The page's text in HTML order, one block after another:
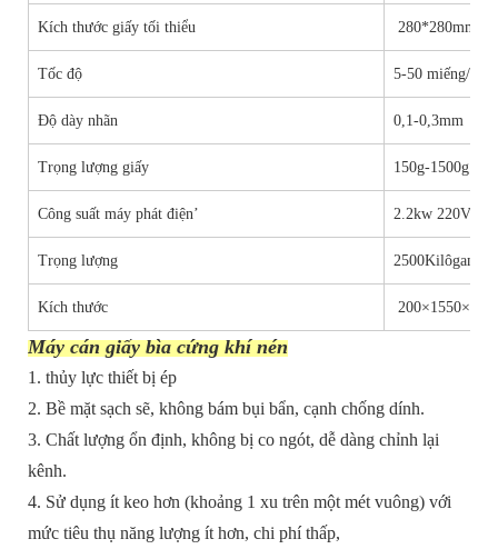
Kích thước giấy tối thiểu 280*280mm
Tốc độ 5-50 miếng/phút
Độ dày nhãn 0,1-0,3mm
Trọng lượng giấy 150g-1500g
Công suất máy phát điện’ 2.2kw 220V
Trọng lượng 2500Kilôgam
Kích thước
Máy cán giấy bìa cứng khí nén
1. thủy lực thiết bị ép
2. Bề mặt sạch sẽ, không bám bụi bẩn, cạnh chống dính.
3. Chất lượng ổn định, không bị co ngót, dễ dàng chỉnh lại
kênh.
4. Sử dụng ít keo hơn (khoảng 1 xu trên một mét vuông) với
mức tiêu thụ năng lượng ít hơn, chi phí thấp,